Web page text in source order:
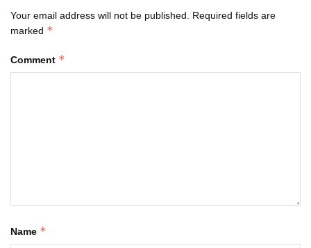
Your email address will not be published. Required fields are
marked *
Comment *
Name *